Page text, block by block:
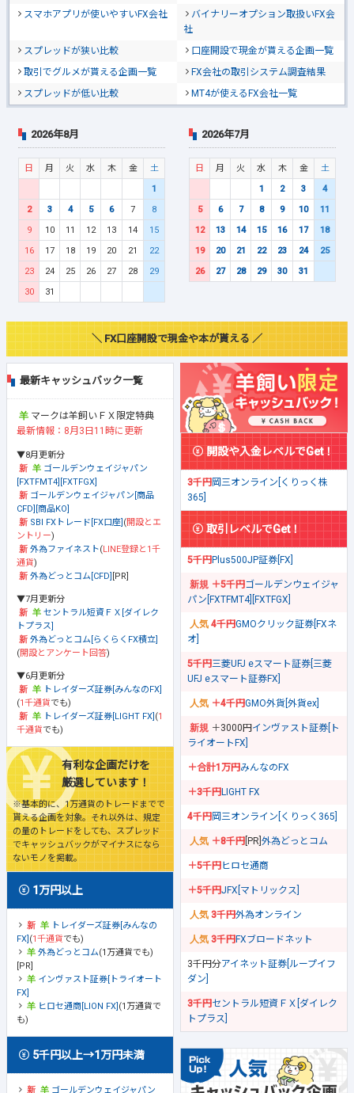
スマホアプリが使いやすいFX会社
バイナリーオプション取扱いFX会
社
スプレッドが狭い比較
口座開設で現金が貰える企画一覧
取引でグルメが貰える企画一覧
FX会社の取引システム調査結果
スプレッドが低い比較
MT4が使えるFX会社一覧
2026年8月
日 月 火 水 木 金
土
1
2
3 4 5 6 7
8
9
10 11 12 13 14
15
16
17 18 19 20 21
22
23
24 25 26 27 28
29
30
31
2026年7月
日 月 火 水 木 金
土
1
2 3
4
5
6 7 8 9 10
11
12
13 14 15 16 17
18
19
20 21 22 23 24
25
26
27 28 29 30 31
＼ FX口座開設で現金や本が貰える ／
最新キャッシュバック一覧
マークは羊飼いＦＸ限定特典
最新情報：8月3日11時に更新
▼8月更新分
ゴールデンウェイジャパン
[FXTFMT4][FXTFGX]
ゴールデンウェイジャパン[商品
CFD][商品KO]
SBI FXトレード[FX口座] (開設とエ
ントリー)
外為ファイネスト(LINE登録と1千
通貨)
外為どっとコム[CFD]
[PR]
▼7月更新分
セントラル短資ＦＸ[ダイレク
トプラス]
外為どっとコム[らくらくFX積立]
(開設とアンケート回答)
▼6月更新分
トレイダーズ証券[みんなのFX]
(1千通貨でも)
トレイダーズ証券[LIGHT FX] (1
千通貨でも)
有利な企画だけを
厳選しています！
※基本的に、1万通貨のトレードまでで
貰える企画を対象。それ以外は、規定
の量のトレードをしても、スプレッド
でキャッシュバックがマイナスになら
ないモノを掲載。
1万円以上
トレイダーズ証券[みんなの
FX] (1千通貨でも)
外為どっとコム(1万通貨でも)
[PR]
インヴァスト証券[トライオート
FX]
ヒロセ通商[LION FX] (1万通貨で
も)
5千円以上→1万円未満
ゴールデンウェイジャパン
開設や入金レベルでGet！
3千円岡三オンライン[くりっく株
365]
取引レベルでGet！
5千円Plus500JP証券[FX]
＋5千円ゴールデンウェイジャ
パン[FXTFMT4][FXTFGX]
4千円GMOクリック証券[FXネ
オ]
5千円三菱UFJ eスマート証券[三菱
UFJ eスマート証券FX]
＋4千円GMO外貨[外貨ex]
＋3000円 インヴァスト証券[ト
ライオートFX]
＋合計1万円みんなのFX
＋3千円LIGHT FX
4千円岡三オンライン[くりっく365]
＋8千円 [PR] 外為どっとコム
＋5千円ヒロセ通商
＋5千円JFX[マトリックス]
3千円外為オンライン
3千円FXブロードネット
3千円分アイネット証券[ループイフ
ダン]
3千円セントラル短資ＦＸ[ダイレク
トプラス]